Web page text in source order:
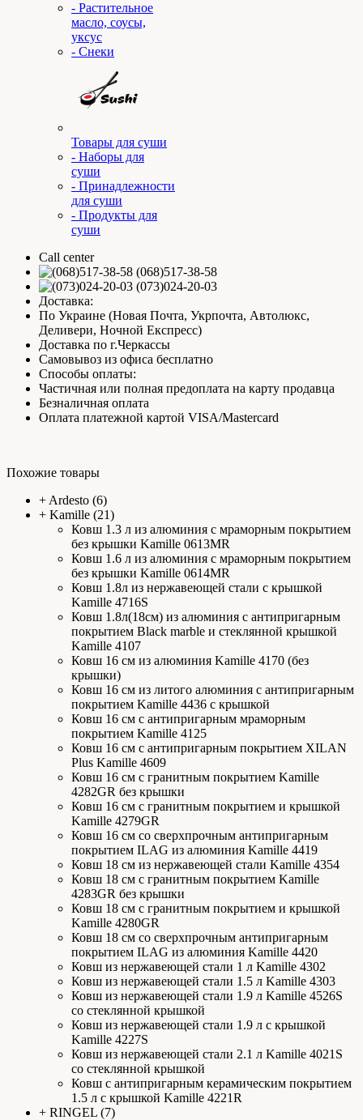
- Растительное
масло, соусы,
уксус
- Снеки
Товары для суши
- Наборы для
суши
- Принадлежности
для суши
- Продукты для
суши
Call center
(068)517-38-58
(073)024-20-03
Доставка:
По Украине (Новая Почта, Укрпочта, Автолюкс,
Деливери, Ночной Експресс)
Доставка по г.Черкассы
Самовывоз из офиса бесплатно
Способы оплаты:
Частичная или полная предоплата на карту продавца
Безналичная оплата
Оплата платежной картой VISA/Mastercard
Похожие товары
+ Ardesto (6)
+ Kamille (21)
Ковш 1.3 л из алюминия с мраморным покрытием
без крышки Kamille 0613MR
Ковш 1.6 л из алюминия с мраморным покрытием
без крышки Kamille 0614MR
Ковш 1.8л из нержавеющей стали с крышкой
Kamille 4716S
Ковш 1.8л(18см) из алюминия с антипригарным
покрытием Black marble и стеклянной крышкой
Kamille 4107
Ковш 16 см из алюминия Kamille 4170 (без
крышки)
Ковш 16 см из литого алюминия с антипригарным
покрытием Kamille 4436 с крышкой
Ковш 16 см с антипригарным мраморным
покрытием Kamille 4125
Ковш 16 см с антипригарным покрытием XILAN
Plus Kamille 4609
Ковш 16 см с гранитным покрытием Kamille
4282GR без крышки
Ковш 16 см с гранитным покрытием и крышкой
Kamille 4279GR
Ковш 16 см со сверхпрочным антипригарным
покрытием ILAG из алюминия Kamille 4419
Ковш 18 см из нержавеющей стали Kamille 4354
Ковш 18 см с гранитным покрытием Kamille
4283GR без крышки
Ковш 18 см с гранитным покрытием и крышкой
Kamille 4280GR
Ковш 18 см со сверхпрочным антипригарным
покрытием ILAG из алюминия Kamille 4420
Ковш из нержавеющей стали 1 л Kamille 4302
Ковш из нержавеющей стали 1.5 л Kamille 4303
Ковш из нержавеющей стали 1.9 л Kamille 4526S
со стеклянной крышкой
Ковш из нержавеющей стали 1.9 л с крышкой
Kamille 4227S
Ковш из нержавеющей стали 2.1 л Kamille 4021S
со стеклянной крышкой
Ковш с антипригарным керамическим покрытием
1.5 л с крышкой Kamille 4221R
+ RINGEL (7)